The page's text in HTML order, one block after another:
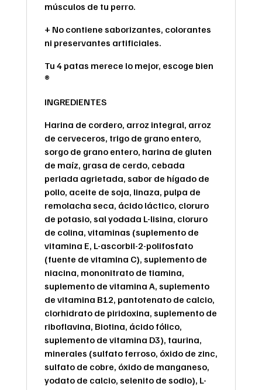
músculos de tu perro.
+ No contiene saborizantes, colorantes
ni preservantes artificiales.
Tu 4 patas merece lo mejor, escoge bien
®
INGREDIENTES
Harina de cordero, arroz integral, arroz
de cerveceros, trigo de grano entero,
sorgo de grano entero, harina de gluten
de maíz, grasa de cerdo, cebada
perlada agrietada, sabor de hígado de
pollo, aceite de soja, linaza, pulpa de
remolacha seca, ácido láctico, cloruro
de potasio, sal yodada L-lisina, cloruro
de colina, vitaminas (suplemento de
vitamina E, L-ascorbil-2-polifosfato
(fuente de vitamina C), suplemento de
niacina, mononitrato de tiamina,
suplemento de vitamina A, suplemento
de vitamina B12, pantotenato de calcio,
clorhidrato de piridoxina, suplemento de
riboflavina, Biotina, ácido fólico,
suplemento de vitamina D3), taurina,
minerales (sulfato ferroso, óxido de zinc,
sulfato de cobre, óxido de manganeso,
yodato de calcio, selenito de sodio), L-